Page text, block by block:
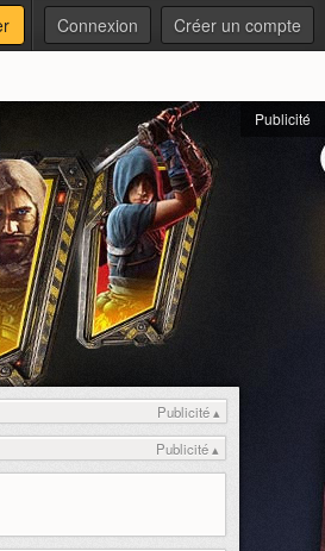
Connexion Créer un compte
Publicité
Publicité ▴
Publicité ▴